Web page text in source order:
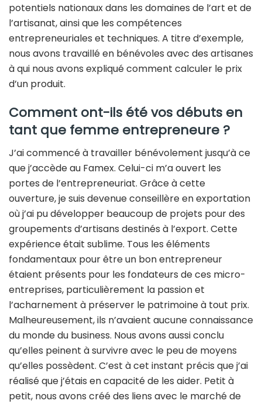
potentiels nationaux dans les domaines de l’art et de
l’artisanat, ainsi que les compétences
entrepreneuriales et techniques. A titre d’exemple,
nous avons travaillé en bénévoles avec des artisanes
à qui nous avons expliqué comment calculer le prix
d’un produit.
Comment ont-ils été vos débuts en
tant que femme entrepreneure ?
J’ai commencé à travailler bénévolement jusqu’à ce
que j’accède au Famex. Celui-ci m’a ouvert les
portes de l’entrepreneuriat. Grâce à cette
ouverture, je suis devenue conseillère en exportation
où j’ai pu développer beaucoup de projets pour des
groupements d’artisans destinés à l’export. Cette
expérience était sublime. Tous les éléments
fondamentaux pour être un bon entrepreneur
étaient présents pour les fondateurs de ces micro-
entreprises, particulièrement la passion et
l’acharnement à préserver le patrimoine à tout prix.
Malheureusement, ils n’avaient aucune connaissance
du monde du business. Nous avons aussi conclu
qu’elles peinent à survivre avec le peu de moyens
qu’elles possèdent. C’est à cet instant précis que j’ai
réalisé que j’étais en capacité de les aider. Petit à
petit, nous avons créé des liens avec le marché de